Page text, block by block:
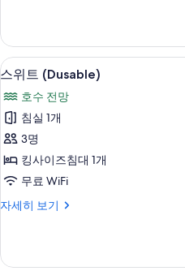
모
두
보
기
라
스
(Water
Tower)
자
세
히
보
기
스
트
(Dusable)
사
진
모
두
기
7
스위트 (Dusable)
호수 전망
침실 1개
3명
킹사이즈침대 1개
무료 WiFi
자세히 보기
스
자